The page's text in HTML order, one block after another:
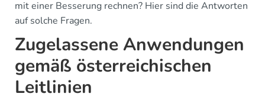
mit einer Besserung rechnen? Hier sind die Antworten
auf solche Fragen.
Zugelassene Anwendungen
gemäß österreichischen
Leitlinien